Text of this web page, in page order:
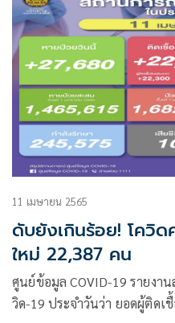
11 เมษายน 2565
ดับยังเกินร้อย! โควิด
ใหม่ 22,387 คน
ศูนย์ข้อมูล COVID-19 รายงา
วิด-19 ประจำวันว่า ยอดผู้ติดเ